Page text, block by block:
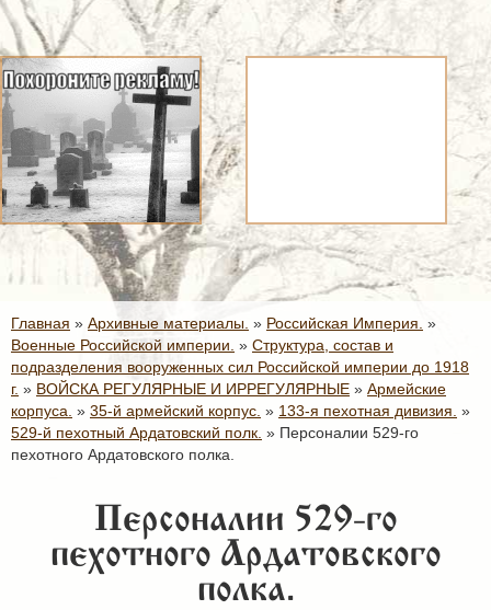
Главная » Архивные материалы. » Российская Империя. »
Военные Российской империи. » Структура, состав и
подразделения вооруженных сил Российской империи до 1918
г. » ВОЙСКА РЕГУЛЯРНЫЕ И ИРРЕГУЛЯРНЫЕ » Армейские
корпуса. » 35-й армейский корпус. » 133-я пехотная дивизия. »
529-й пехотный Ардатовский полк. » Персоналии 529-го
пехотного Ардатовского полка.
Персоналии 529-го
пехотного Ардатовского
полка.